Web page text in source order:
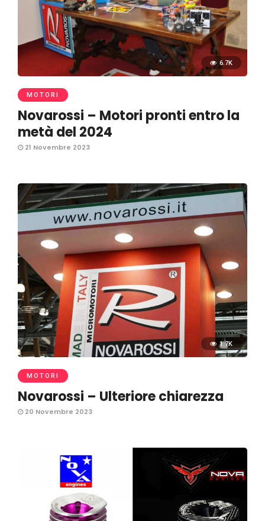
6.7K
MOTORI
Novarossi – Motori pronti entro la
metà del 2024
21 Novembre 2023
1.7K
MOTORI
Novarossi – Ulteriore chiarezza
20 Novembre 2023